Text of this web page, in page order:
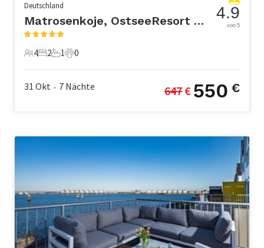
Deutschland
Matrosenkoje, OstseeResort Olpenitz
4 Gäste
4
2 Schlafzimmer
2
1 Badezimmer
1
0 Haustiere
0
4.9
von 5
31 Okt • 7 Nächte 647 € 550 €